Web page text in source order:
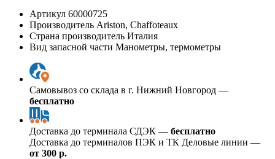
Артикул 60000725
Производитель Ariston, Chaffoteaux
Страна производитель Италия
Вид запасной части Манометры, термометры
Самовывоз со склада в г. Нижний Новгород —
бесплатно
Доставка до терминала СДЭК — бесплатно
Доставка до терминалов ПЭК и ТК Деловые линии —
от 300 р.